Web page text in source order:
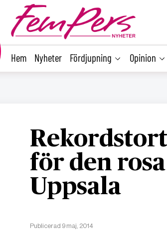
Hem Nyheter Fördjupning Opinion
för den
Uppsala
Publicerad 9 maj, 2014